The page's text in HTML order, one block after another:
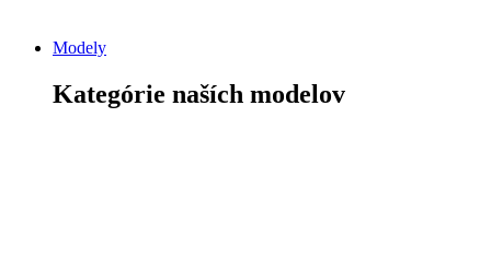
Modely
Kategórie naších modelov